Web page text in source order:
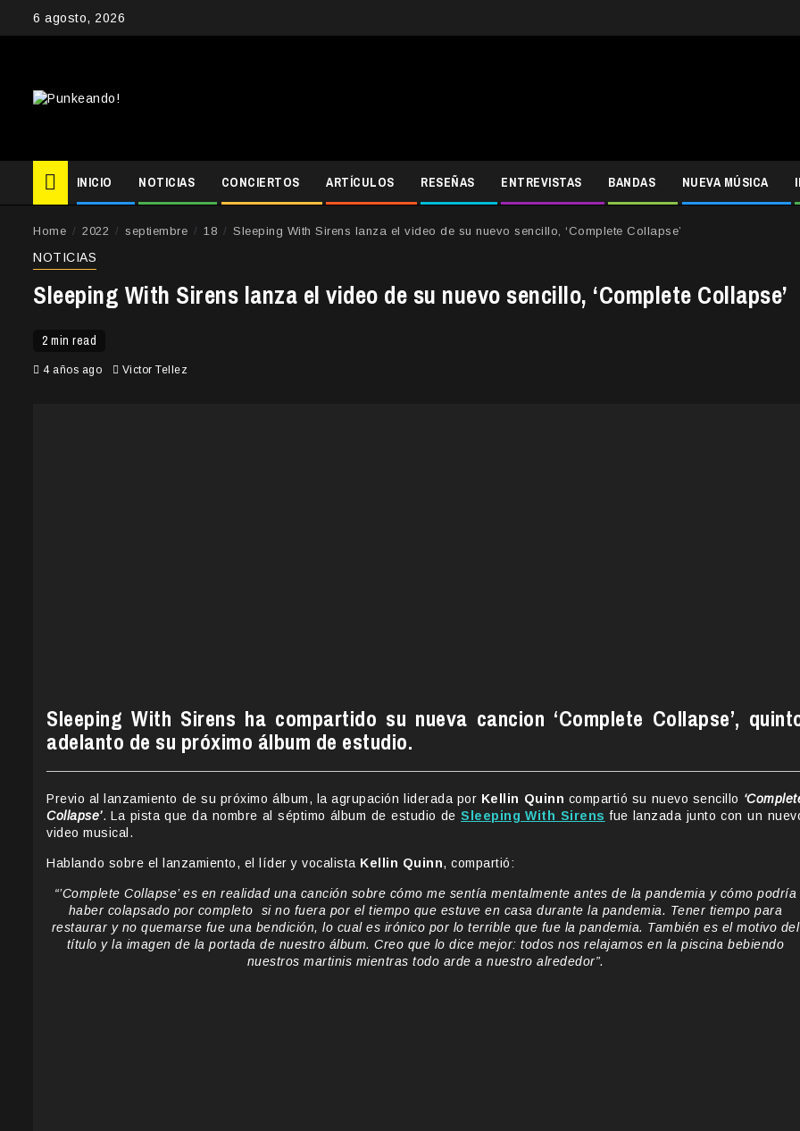
6 agosto, 2026
INICIO NOTICIAS CONCIERTOS ARTÍCULOS RESEÑAS ENTREVISTAS BANDAS NUEVA MÚSICA
Home 2022 septiembre 18 Sleeping With Sirens lanza el video de su nuevo sencillo, ‘Complete Collapse’
NOTICIAS
Sleeping With Sirens lanza el video de su nuevo sencillo, ‘Complete Collapse’
2 min read
4 años ago Victor Tellez
Sleeping With Sirens ha compartido su nueva cancion ‘Complete Collapse’,
adelanto de su próximo álbum de estudio.
Previo al lanzamiento de su próximo álbum, la agrupación liderada por Kellin Quinn compartió su nuevo sencillo
Collapse’. La pista que da nombre al séptimo álbum de estudio deSleeping With Sirens fue lanzada junto con un
video musical.
Hablando sobre el lanzamiento, el líder y vocalista Kellin Quinn, compartió:
“’Complete Collapse’ es en realidad una canción sobre cómo me sentía mentalmente antes de la pandemia y cómo podría
haber colapsado por completo si no fuera por el tiempo que estuve en casa durante la pandemia. Tener tiempo para
restaurar y no quemarse fue una bendición, lo cual es irónico por lo terrible que fue la pandemia. También es el motivo del
título y la imagen de la portada de nuestro álbum. Creo que lo dice mejor: todos nos relajamos en la piscina bebiendo
nuestros martinis mientras todo arde a nuestro alrededor”.